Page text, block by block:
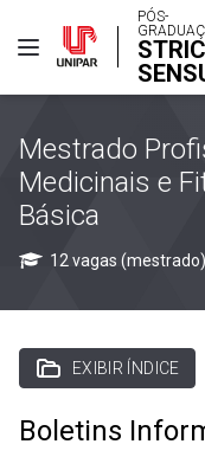
PÓS-
Mestrado
Medicinais e
Básica
12 vagas (mestrado)
EXIBIR ÍNDICE
Boletins